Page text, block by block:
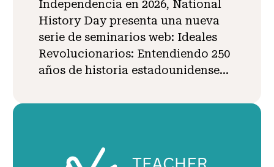
Independencia en 2026, National
History Day presenta una nueva
serie de seminarios web: Ideales
Revolucionarios: Entendiendo 250
años de historia estadounidense...